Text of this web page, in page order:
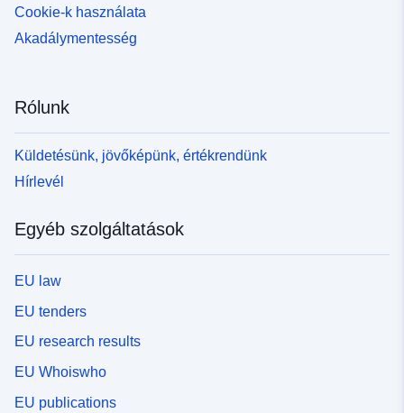
Cookie-k használata
Akadálymentesség
Rólunk
Küldetésünk, jövőképünk, értékrendünk
Hírlevél
Egyéb szolgáltatások
EU law
EU tenders
EU research results
EU Whoiswho
EU publications